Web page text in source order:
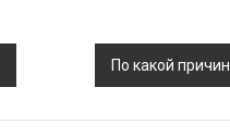
По какой